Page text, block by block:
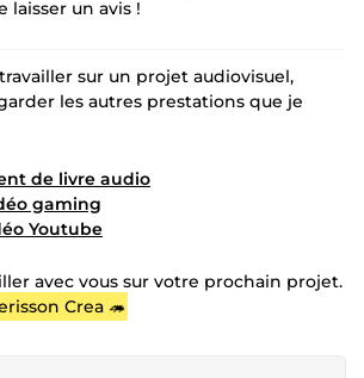
laisser un avis !
sur un projet audiovisuel,
les autres prestations que je
de livre audio
gaming
Youtube
avec vous sur votre prochain projet.
Crea 🦔